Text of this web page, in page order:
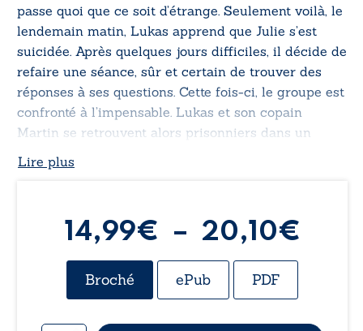
passe quoi que ce soit d’étrange. Seulement voilà, le
lendemain matin, Lukas apprend que Julie s’est
suicidée. Après quelques jours difficiles, il décide de
refaire une séance, sûr et certain de trouver des
réponses à ses questions. Cette fois-ci, le groupe est
confronté à l’impensable. Lukas et son copain
Martin se retrouvent alors prisonniers dans un
monde froid et terrifiant dont ils devront s’échapper
après avoir retrouvé leur amie décédée.
Lire plus
14,99€ – 20,10€
Broché ePub PDF